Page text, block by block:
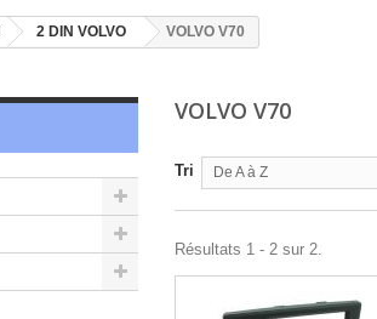
2 DIN VOLVO VOLVO V70
VOLVO V70
Tri De A à Z
Résultats 1 - 2 sur 2.